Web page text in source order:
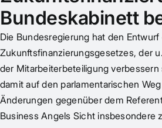
Bundeskabinett
Die Bundesregierung hat den Entwurf
Zukunftsfinanzierungsgesetzes, der
der Mitarbeiterbeteiligung
damit auf den parlamentarischen
Änderungen gegenüber dem
Business Angels Sicht insbesondere